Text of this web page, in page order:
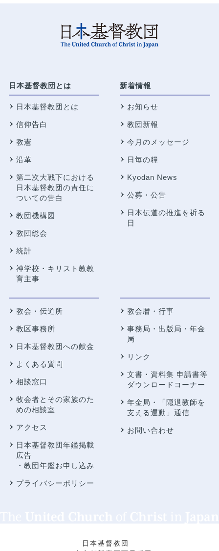
日本基督教団とは
日本基督教団とは
信仰告白
教憲
沿革
第二次大戦下における
日本基督教団の責任に
ついての告白
教団機構図
教団総会
統計
神学校・キリスト教教
育主事
新着情報
お知らせ
教団新報
今月のメッセージ
日毎の糧
Kyodan News
公募・公告
日本伝道の推進を祈る
日
教会・伝道所
教区事務所
日本基督教団への献金
よくある質問
相談窓口
牧会者とその家族のた
めの相談室
アクセス
日本基督教団年鑑掲載
広告
・教団年鑑お申し込み
プライバシーポリシー
教会暦・行事
事務局・出版局・年金
局
リンク
文書・資料集 申請書等
ダウンロードコーナー
年金局・
「隠退教師を
支える運動」通信
お問い合わせ
日本基督教団